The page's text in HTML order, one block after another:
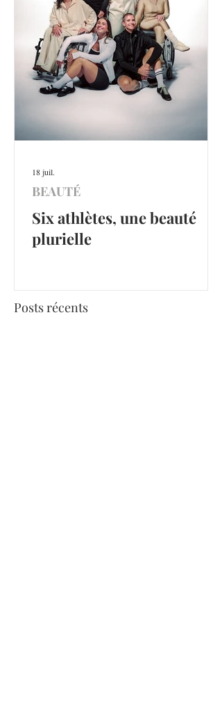
Six athlètes, une beauté
plurielle
BEAUTÉ
18 juil.
Posts récents